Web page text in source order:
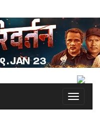
Toggle